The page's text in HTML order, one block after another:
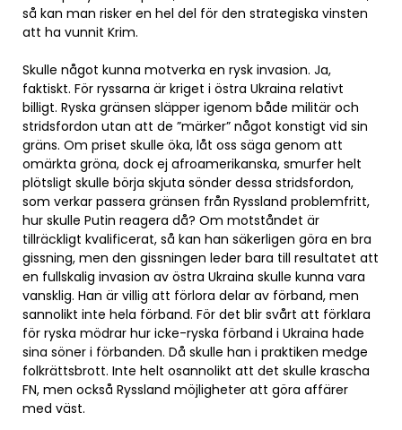
så kan man risker en hel del för den strategiska vinsten
att ha vunnit Krim.
Skulle något kunna motverka en rysk invasion. Ja,
faktiskt. För ryssarna är kriget i östra Ukraina relativt
billigt. Ryska gränsen släpper igenom både militär och
stridsfordon utan att de ”märker” något konstigt vid sin
gräns. Om priset skulle öka, låt oss säga genom att
omärkta gröna, dock ej afroamerikanska, smurfer helt
plötsligt skulle börja skjuta sönder dessa stridsfordon,
som verkar passera gränsen från Ryssland problemfritt,
hur skulle Putin reagera då? Om motståndet är
tillräckligt kvalificerat, så kan han säkerligen göra en bra
gissning, men den gissningen leder bara till resultatet att
en fullskalig invasion av östra Ukraina skulle kunna vara
vansklig. Han är villig att förlora delar av förband, men
sannolikt inte hela förband. För det blir svårt att förklara
för ryska mödrar hur icke-ryska förband i Ukraina hade
sina söner i förbanden. Då skulle han i praktiken medge
folkrättsbrott. Inte helt osannolikt att det skulle krascha
FN, men också Ryssland möjligheter att göra affärer
med väst.